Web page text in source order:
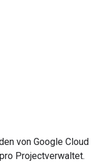
von Google Cloud
Projectverwaltet.